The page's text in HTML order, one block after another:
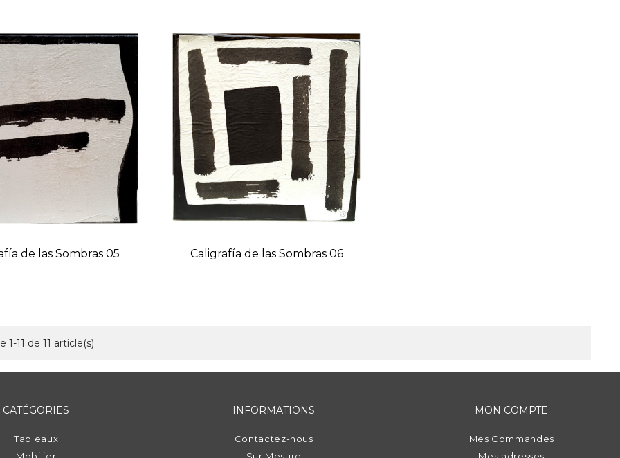
de las Sombras 05 Caligrafía de las Sombras 06
1-11 de 11 article(s)
CATÉGORIES
Tableaux
INFORMATIONS
Contactez-nous
MON COMPTE
Mes Commandes